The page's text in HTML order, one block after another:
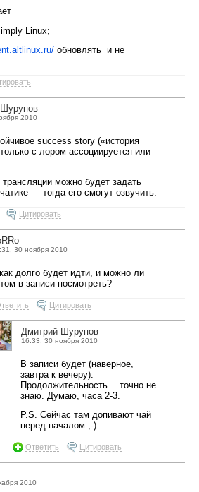
Linux;
обновлять и не
2010
success story («история
с лором ассоциируется или
можно будет задать
— тогда его смогут озвучить.
Цитировать
30 ноября 2010
долго будет идти, и можно ли
в записи посмотреть?
Цитировать
Дмитрий Шурупов
16:33, 30 ноября 2010
В записи будет (наверное,
завтра к вечеру).
Продолжительность… точно не
знаю. Думаю, часа 2-3.
P.S. Сейчас там допивают чай
перед началом ;-)
Ответить Цитировать
2010